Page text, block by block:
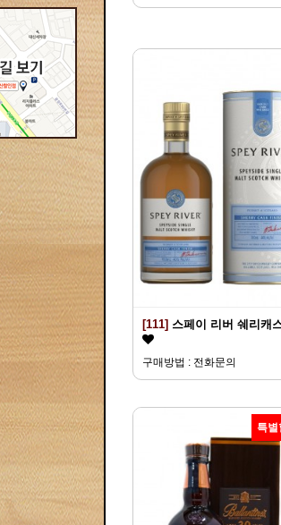
[111] 스페이 리버 쉐리캐
구매방법 : 전화문의
특별